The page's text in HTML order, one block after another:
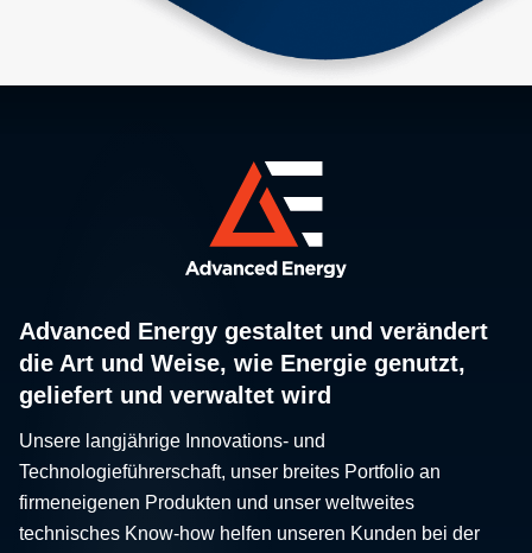
Advanced Energy gestaltet und verändert
die Art und Weise, wie Energie genutzt,
geliefert und verwaltet wird
Unsere langjährige Innovations- und
Technologieführerschaft, unser breites Portfolio an
firmeneigenen Produkten und unser weltweites
technisches Know-how helfen unseren Kunden bei der